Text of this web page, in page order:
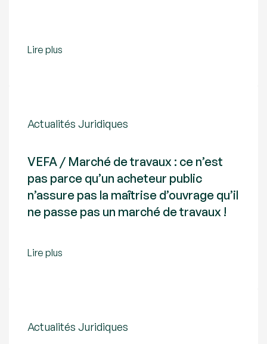
Lire plus
Actualités Juridiques
VEFA / Marché de travaux : ce n’est
pas parce qu’un acheteur public
n’assure pas la maîtrise d’ouvrage qu’il
ne passe pas un marché de travaux !
Lire plus
Actualités Juridiques